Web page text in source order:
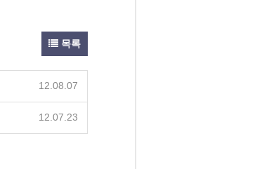
목록
12.08.07
12.07.23